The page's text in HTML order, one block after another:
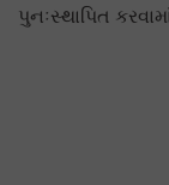
પુનઃસ્થાપિત